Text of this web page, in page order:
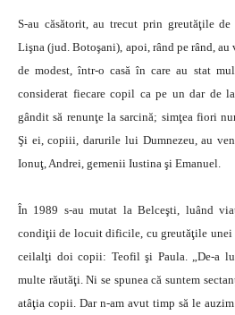
S-au căsătorit, au trecut prin greutăţile
Lişna (jud. Botoşani), apoi, rând pe rând,
de modest, într-o casă în care au stat
considerat fiecare copil ca pe un dar de
gândit să renunţe la sarcină; simţea fiori
Şi ei, copiii, darurile lui Dumnezeu, au
Ionuţ, Andrei, gemenii Iustina şi Emanuel.
În 1989 s-au mutat la Belceşti, luând
condiţii de locuit dificile, cu greutăţile unei
ceilalţi doi copii: Teofil şi Paula. „De-a
multe răutăţi. Ni se spunea că suntem
atâţia copii. Dar n-am avut timp să le